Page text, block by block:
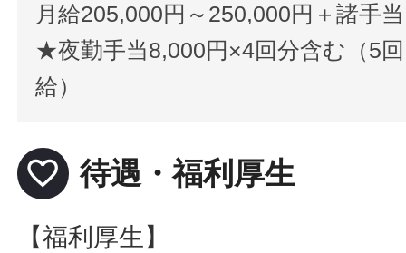
月給205,000円～250,000円＋諸手
★夜勤手当8,000円×4回分含む（5
給）
favorite_border 待遇・福利厚生
【福利厚生】